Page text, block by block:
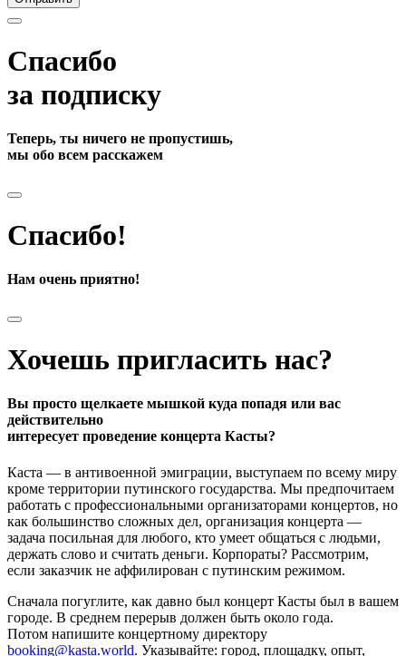
Спасибо
за подписку
Теперь, ты ничего не пропустишь,
мы обо всем расскажем
Спасибо!
Нам очень приятно!
Хочешь пригласить нас?
Вы просто щелкаете мышкой куда попадя или вас
действительно
интересует проведение концерта Касты?
Каста — в антивоенной эмиграции, выступаем по всему миру
кроме территории путинского государства. Мы предпочитаем
работать с профессиональными организаторами концертов, но
как большинство сложных дел, организация концерта —
задача посильная для любого, кто умеет общаться с людьми,
держать слово и считать деньги. Корпораты? Рассмотрим,
если заказчик не аффилирован с путинским режимом.
Сначала погуглите, как давно был концерт Касты был в вашем
городе. В среднем перерыв должен быть около года.
Потом напишите концертному директору
booking@kasta.world. Указывайте: город, площадку, опыт,